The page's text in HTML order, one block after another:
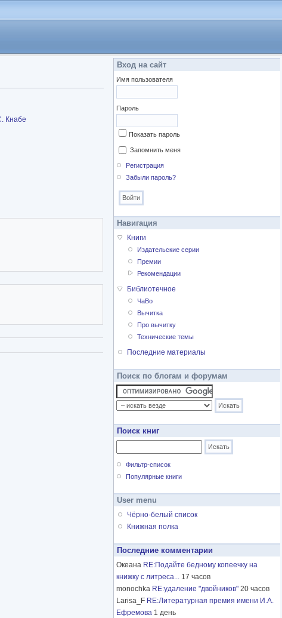
Кнабе
Вход на сайт
Имя пользователя
Пароль
Показать пароль
Запомнить меня
Регистрация
Забыли пароль?
Навигация
Книги
Издательские серии
Премии
Рекомендации
Библиотечное
ЧаВо
Вычитка
Про вычитку
Технические темы
Последние материалы
Поиск по блогам и форумам
Поиск книг
Фильтр-список
Популярные книги
User menu
Чёрно-белый список
Книжная полка
Последние комментарии
Океана RE:Подайте бедному копеечку на
книжку с литреса... 17 часов
monochka RE:удаление "двойников" 20 часов
Larisa_F RE:Литературная премия имени И.А.
Ефремова 1 день